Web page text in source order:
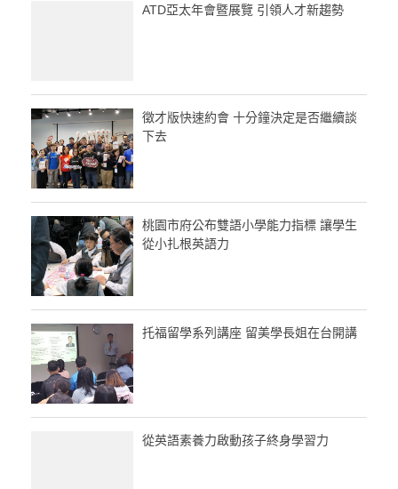
ATD亞太年會暨展覽 引領人才新趨勢
徵才版快速約會 十分鐘決定是否繼續談
下去
桃園市府公布雙語小學能力指標 讓學生
從小扎根英語力
托福留學系列講座 留美學長姐在台開講
從英語素養力啟動孩子終身學習力